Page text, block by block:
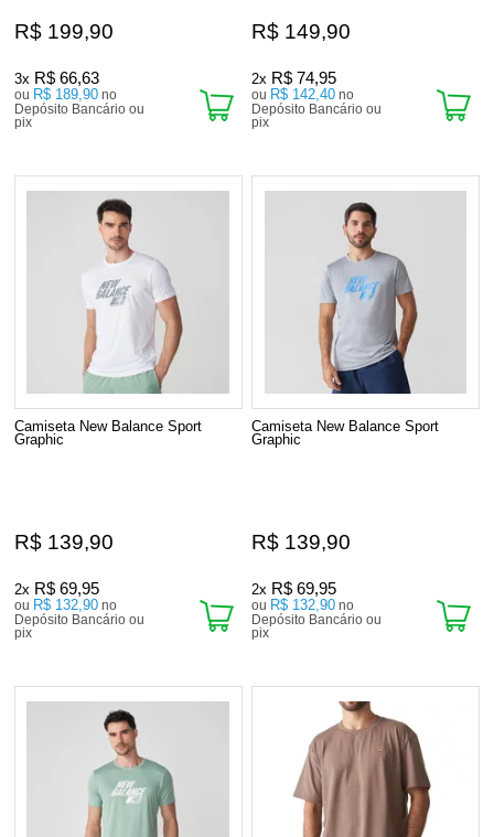
R$ 199,90
3x R$ 66,63
ou R$ 189,90 no
Depósito Bancário ou
pix
R$ 149,90
2x R$ 74,95
ou R$ 142,40 no
Depósito Bancário ou
pix
Camiseta New Balance Sport
Graphic
R$ 139,90
2x R$ 69,95
ou R$ 132,90 no
Depósito Bancário ou
pix
Camiseta New Balance Sport
Graphic
R$ 139,90
2x R$ 69,95
ou R$ 132,90 no
Depósito Bancário ou
pix